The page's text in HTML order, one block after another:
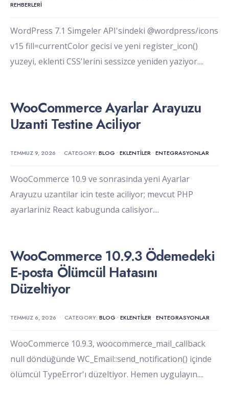
REHBERLERI
WordPress 7.1 Simgeler API'sindeki @wordpress/icons
v15 fill=currentColor gecisi ve yeni register_icon()
yuzeyi, eklenti CSS'lerini sessizce yeniden yaziyor....
WooCommerce Ayarlar Arayuzu
Uzanti Testine Aciliyor
TEMMUZ 9, 2026 • CATEGORY: BLOG • EKLENTILER • ENTEGRASYONLAR
WooCommerce 10.9 ve sonrasinda yeni Ayarlar
Arayuzu uzantilar icin teste aciliyor; mevcut PHP
ayarlariniz React kabugunda calisiyor....
WooCommerce 10.9.3 Ödemedeki
E-posta Ölümcül Hatasını
Düzeltiyor
TEMMUZ 6, 2026 • CATEGORY: BLOG • EKLENTILER • ENTEGRASYONLAR
WooCommerce 10.9.3, woocommerce_mail_callback
null döndüğünde WC_Email::send_notification() içinde
ölümcül TypeError'ı düzeltiyor. Hemen uygulayın....